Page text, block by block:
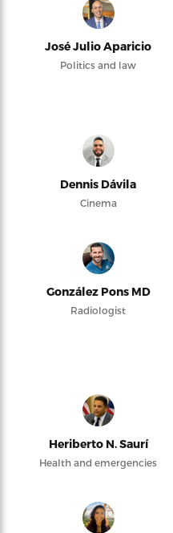
José Julio Aparicio
Politics and law
Dennis Dávila
Cinema
González Pons MD
Radiologist
Heriberto N. Saurí
Health and emergencies